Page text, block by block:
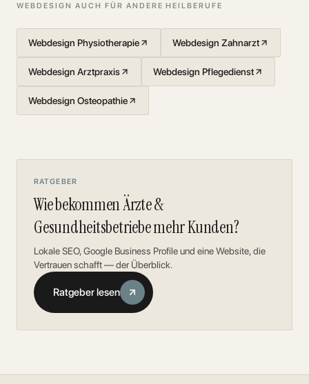
WEBDESIGN AUCH FÜR ANDERE HEILBERUFE
Webdesign Physiotherapie Webdesign Zahnarzt
Webdesign Arztpraxis Webdesign Pflegedienst
Webdesign Osteopathie
RATGEBER
Wie bekommen Ärzte &
Gesundheitsbetriebe mehr Kunden?
Lokale SEO, Google Business Profile und eine Website, die
Vertrauen schafft — der Überblick.
Ratgeber lesen